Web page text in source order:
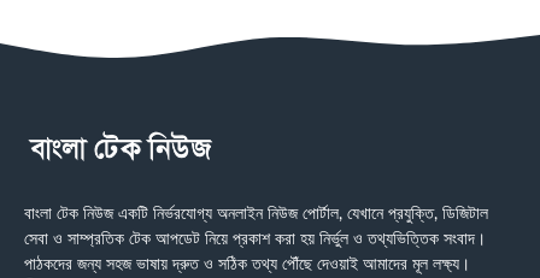
বাংলা টেক নিউজ একটি নির্ভরযোগ্য অনলাইন নিউজ পোর্টাল, যেখানে প্রযুক্তি, ডিজিটাল
সেবা ও সাম্প্রতিক টেক আপডেট নিয়ে প্রকাশ করা হয় নির্ভুল ও তথ্যভিত্তিক সংবাদ।
পাঠকদের জন্য সহজ ভাষায় দ্রুত ও সঠিক তথ্য পৌঁছে দেওয়াই আমাদের মূল লক্ষ্য।